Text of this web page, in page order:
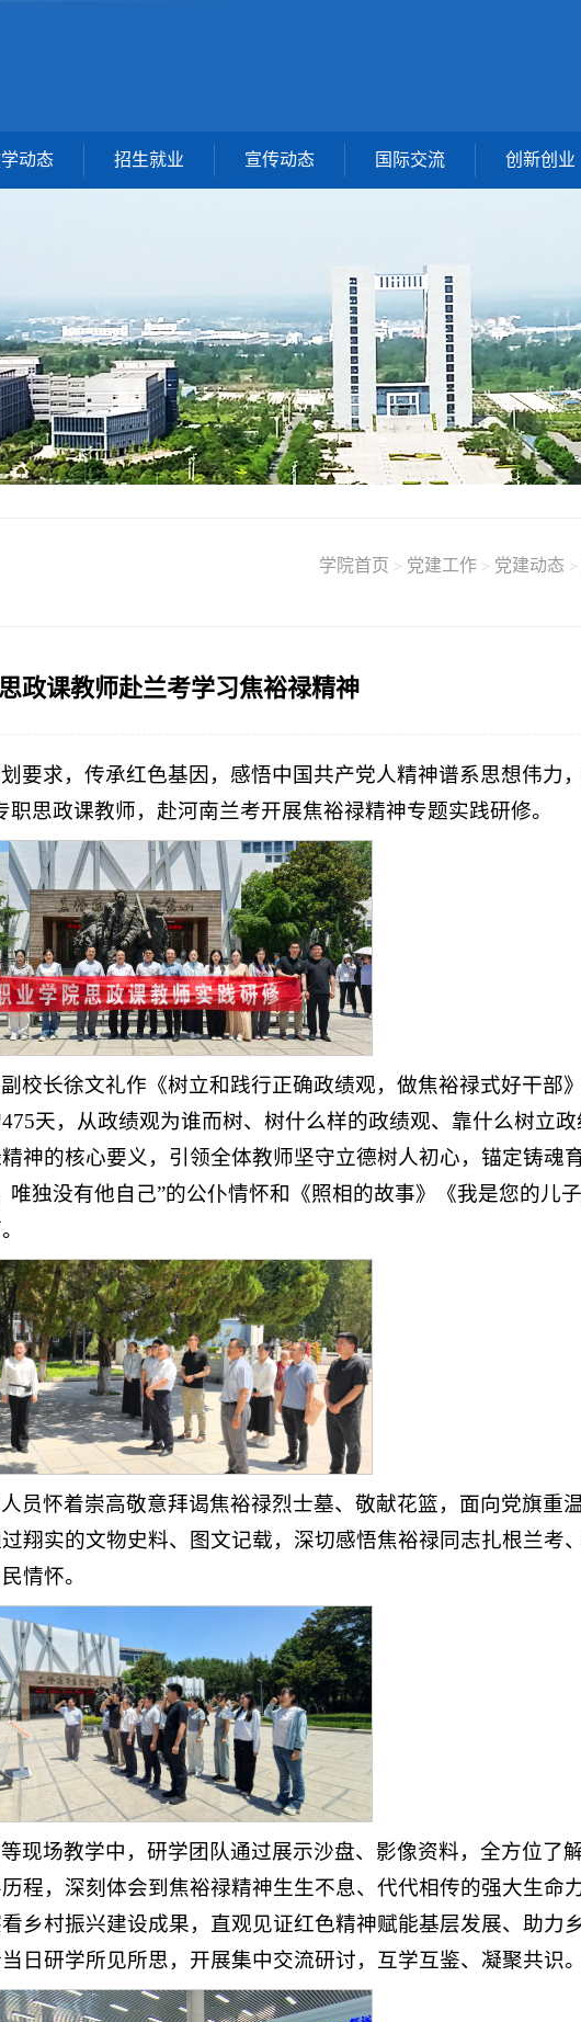
动态 招生就业 宣传动态 国际交流 创新创业
学院首页 > 党建工作> 党建动态 >
政课教师赴兰考学习焦裕禄精神
要求，传承红色基因，感悟中国共产党人精神谱系思想伟力
思政课教师，赴河南兰考开展焦裕禄精神专题实践研修。
校长徐文礼作《树立和践行正确政绩观，做焦裕禄式好干部
天，从政绩观为谁而树、树什么样的政绩观、靠什么树立政
神的核心要义，引领全体教师坚守立德树人初心，锚定铸魂
独没有他自己”的公仆情怀和《照相的故事》《我是您的儿子
员怀着崇高敬意拜谒焦裕禄烈士墓、敬献花篮，面向党旗重
翔实的文物史料、图文记载，深切感悟焦裕禄同志扎根兰考
情怀。
现场教学中，研学团队通过展示沙盘、影像资料，全方位了
程，深刻体会到焦裕禄精神生生不息、代代相传的强大生命力
乡村振兴建设成果，直观见证红色精神赋能基层发展、助力
日研学所见所思，开展集中交流研讨，互学互鉴、凝聚共识。